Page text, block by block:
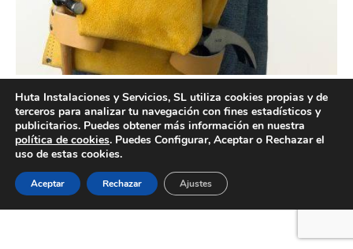
Creado por Tandem Marketing Digital
Huta Instalaciones y Servicios, SL utiliza cookies propias y de
terceros para analizar tu navegación con fines estadísticos y
publicitarios. Puedes obtener más información en nuestra
política de cookies. Puedes Configurar, Aceptar o Rechazar el
uso de estas cookies.
Aceptar Rechazar Ajustes